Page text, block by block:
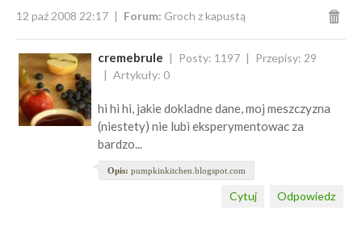
12 paź 2008 22:17 Forum: Groch z kapustą
cremebrule Posty: 1197
Przepisy: 29
Artykuły: 0
hi hi hi, jakie dokladne dane, moj meszczyzna
(niestety) nie lubi eksperymentowac za
bardzo...
Opis: pumpkinkitchen.blogspot.com
Odpowiedz
Cytuj